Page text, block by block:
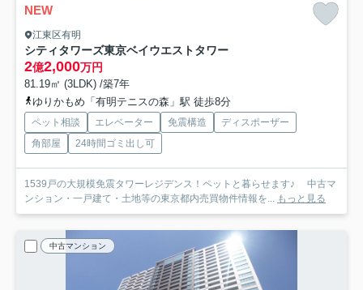
NEW
江東区有明
シティタワーズ東京ベイウエストタワー
2億2,000万円
81.19㎡ (3LDK) /築7年
ゆりかもめ「有明テニスの森」駅 徒歩8分
ペット相談 エレベーター 免震構造
ディスポーザー
角部屋
24時間ゴミ出し可
1539戸の大規模免震タワーレジデンス！ペットと暮らせます♪ 中古マ
ンション・一戸建て・土地等の東京都内売買物件情報を... もっと見る
中古マンション